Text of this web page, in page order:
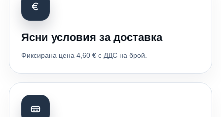
Ясни условия за доставка
Фиксирана цена 4,60 € с ДДС на брой.